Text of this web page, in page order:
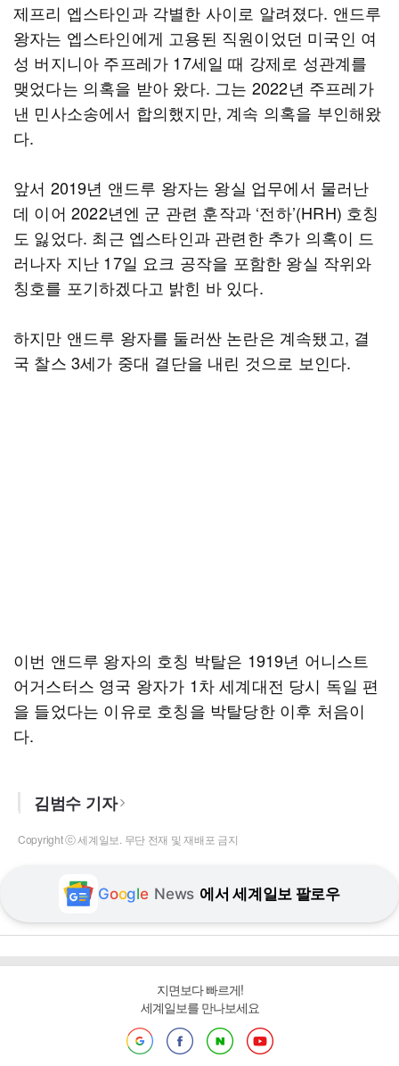
제프리 엡스타인과 각별한 사이로 알려졌다. 앤드루
왕자는 엡스타인에게 고용된 직원이었던 미국인 여
성 버지니아 주프레가 17세일 때 강제로 성관계를
맺었다는 의혹을 받아 왔다. 그는 2022년 주프레가
낸 민사소송에서 합의했지만, 계속 의혹을 부인해왔
다.
앞서 2019년 앤드루 왕자는 왕실 업무에서 물러난
데 이어 2022년엔 군 관련 훈작과 ‘전하’(HRH) 호칭
도 잃었다. 최근 엡스타인과 관련한 추가 의혹이 드
러나자 지난 17일 요크 공작을 포함한 왕실 작위와
칭호를 포기하겠다고 밝힌 바 있다.
하지만 앤드루 왕자를 둘러싼 논란은 계속됐고, 결
국 찰스 3세가 중대 결단을 내린 것으로 보인다.
이번 앤드루 왕자의 호칭 박탈은 1919년 어니스트
어거스터스 영국 왕자가 1차 세계대전 당시 독일 편
을 들었다는 이유로 호칭을 박탈당한 이후 처음이
다.
김범수 기자
Copyright ⓒ 세계일보. 무단 전재 및 재배포 금지
Google News 에서 세계일보 팔로우
지면보다 빠르게!
세계일보를 만나보세요